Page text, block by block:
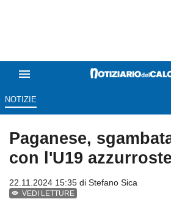
NOTIZIE
Paganese,
con l'U19
22.11.2024 15:35 di Stefano Sica
VEDI LETTURE